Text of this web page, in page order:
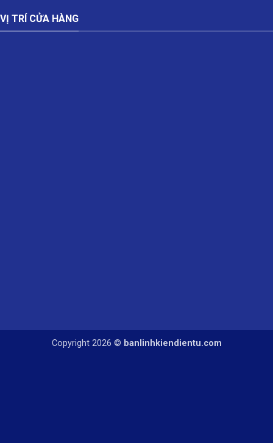
VỊ TRÍ CỬA HÀNG
Copyright 2026 © banlinhkiendientu.com